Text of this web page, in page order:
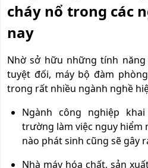
cháy nổ trong các
nay
Nhờ sở hữu những tính
tuyệt đối, máy bộ đàm
trong rất nhiều ngành nghề
Ngành công nghiệp
trường làm việc nguy hiểm
nào phát sinh cũng sẽ gây
Nhà máy hóa chất, sản